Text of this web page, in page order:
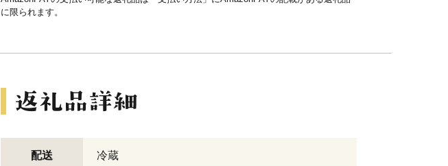
に限られます。
配送 冷蔵